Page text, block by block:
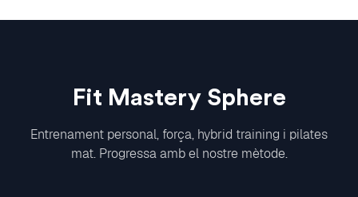
Fit Mastery Sphere
Entrenament personal, força, hybrid training i pilates
mat. Progressa amb el nostre mètode.